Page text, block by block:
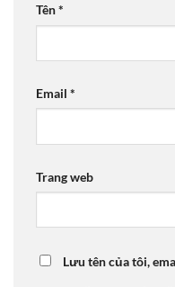
Tên*
Email *
Trang web
Lưu tên của tôi,